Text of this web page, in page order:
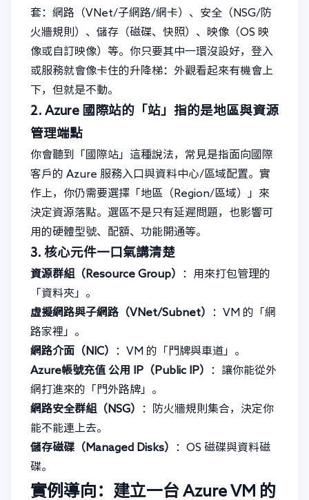
套：網路（VNet/子網路/網卡）、安全（NSG/防
火牆規則）、儲存（磁碟、快照）、映像（OS 映
像或自訂映像）等。你只要其中一環沒設好，登入
或服務就會像卡住的升降梯：外觀看起來有機會上
下，但就是不動。
2. Azure 國際站的「站」指的是地區與資源
管理端點
你會聽到「國際站」這種說法，常見是指面向國際
客戶的 Azure 服務入口與資料中心/區域配置。實
作上，你仍需要選擇「地區（Region/區域）」來
決定資源落點。選區不是只有延遲問題，也影響可
用的硬體型號、配額、功能開通等。
3. 核心元件一口氣講清楚
資源群組（Resource Group）
：用來打包管理的
「資料夾」。
虛擬網路與子網路（VNet/Subnet）
：VM 的「網
路家裡」。
網路介面（NIC）
：VM 的「門牌與車道」。
Azure帳號充值 公用 IP（Public IP）
：讓你能從外
網打進來的「門外路牌」。
網路安全群組（NSG）
：防火牆規則集合，決定你
能不能連上去。
儲存磁碟（Managed Disks）
：OS 磁碟與資料磁
碟。
實例導向：建立一台 Azure VM 的